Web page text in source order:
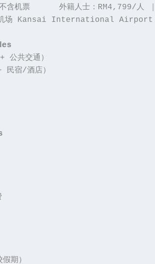
不含机票      外籍人士：RM4,799/人
际机场 Kansai International
公共交通）
民宿/酒店）
期）